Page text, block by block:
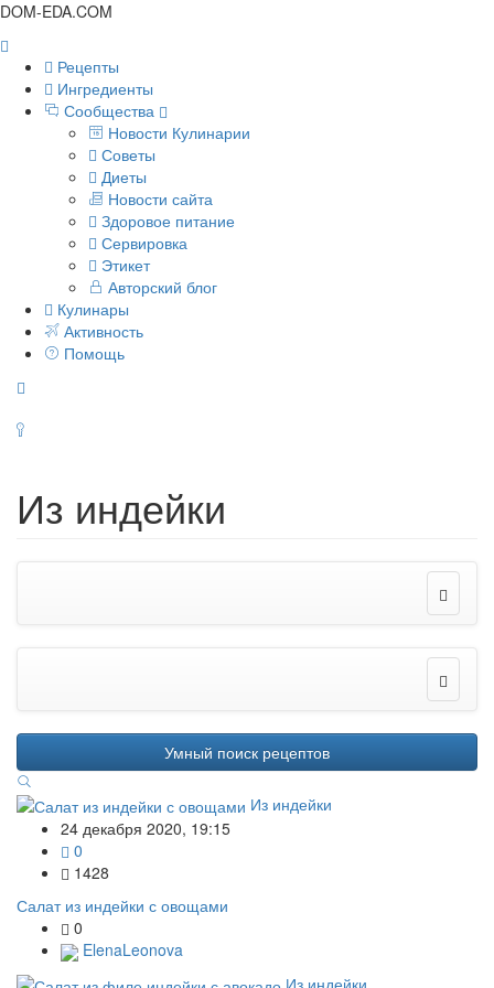
DOM-EDA.COM
Рецепты
Ингредиенты
Сообщества
Новости Кулинарии
Советы
Диеты
Новости сайта
Здоровое питание
Сервировка
Этикет
Авторский блог
Кулинары
Активность
Помощь
Из индейки
Умный поиск рецептов
Из индейки
24 декабря 2020, 19:15
0
1428
Салат из индейки с овощами
0
ElenaLeonova
Из индейки